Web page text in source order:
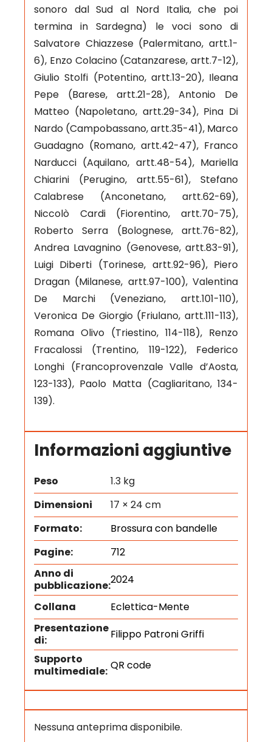
sonoro dal Sud al Nord Italia, che poi
termina in Sardegna) le voci sono di
Salvatore Chiazzese (Palermitano, artt.1-
6), Enzo Colacino (Catanzarese, artt.7-12),
Giulio Stolfi (Potentino, artt.13-20), Ileana
Pepe (Barese, artt.21-28), Antonio De
Matteo (Napoletano, artt.29-34), Pina Di
Nardo (Campobassano, artt.35-41), Marco
Guadagno (Romano, artt.42-47), Franco
Narducci (Aquilano, artt.48-54), Mariella
Chiarini (Perugino, artt.55-61), Stefano
Calabrese (Anconetano, artt.62-69),
Niccolò Cardi (Fiorentino, artt.70-75),
Roberto Serra (Bolognese, artt.76-82),
Andrea Lavagnino (Genovese, artt.83-91),
Luigi Diberti (Torinese, artt.92-96), Piero
Dragan (Milanese, artt.97-100), Valentina
De Marchi (Veneziano, artt.101-110),
Veronica De Giorgio (Friulano, artt.111-113),
Romana Olivo (Triestino, 114-118), Renzo
Fracalossi (Trentino, 119-122), Federico
Longhi (Francoprovenzale Valle d’Aosta,
123-133), Paolo Matta (Cagliaritano, 134-
139).
Informazioni aggiuntive
Peso
1.3 kg
Dimensioni
17 × 24 cm
Formato:
Brossura con bandelle
Pagine:
712
Anno di
pubblicazione:2024
Collana
Eclettica-Mente
Presentazione
di:
Filippo Patroni Griffi
Supporto
multimediale: QR code
Nessuna anteprima disponibile.